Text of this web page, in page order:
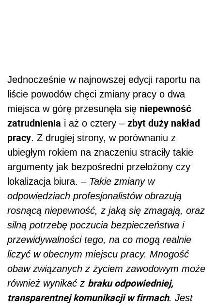
Jednocześnie w najnowszej edycji raportu na
liście powodów chęci zmiany pracy o dwa
miejsca w górę przesunęła się niepewność
zatrudnienia i aż o cztery – zbyt duży nakład
pracy. Z drugiej strony, w porównaniu z
ubiegłym rokiem na znaczeniu straciły takie
argumenty jak bezpośredni przełożony czy
lokalizacja biura. – Takie zmiany w
odpowiedziach profesjonalistów obrazują
rosnącą niepewność, z jaką się zmagają, oraz
silną potrzebę poczucia bezpieczeństwa i
przewidywalności tego, na co mogą realnie
liczyć w obecnym miejscu pracy. Mnogość
obaw związanych z życiem zawodowym może
również wynikać z braku odpowiedniej,
transparentnej komunikacji w firmach. Jest